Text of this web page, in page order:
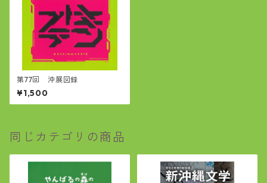
第77回 沖展図録
¥1,500
同じカテゴリの商品